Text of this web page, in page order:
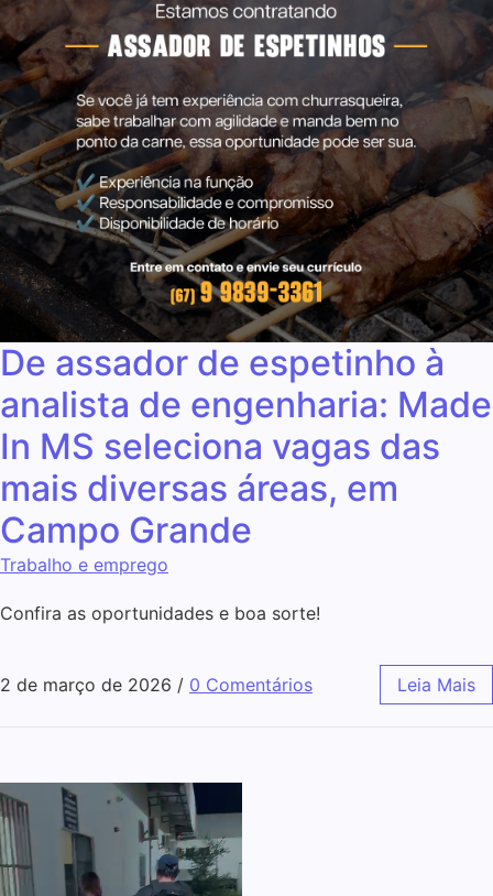
De assador de espetinho à
analista de engenharia: Made
In MS seleciona vagas das
mais diversas áreas, em
Campo Grande
Trabalho e emprego
Confira as oportunidades e boa sorte!
2 de março de 2026 / 0 Comentários Leia Mais